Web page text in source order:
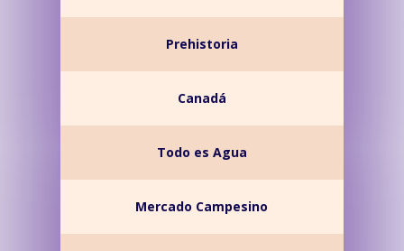
Prehistoria
Canadá
Todo es Agua
Mercado Campesino